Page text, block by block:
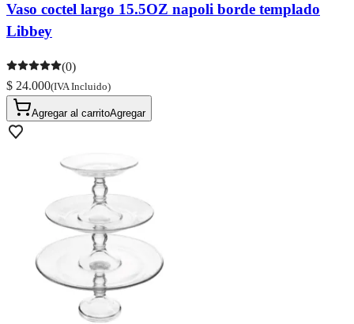
Vaso coctel largo 15.5OZ napoli borde templado
Libbey
(0)
$ 24.000(IVA Incluido)
Agregar al carritoAgregar